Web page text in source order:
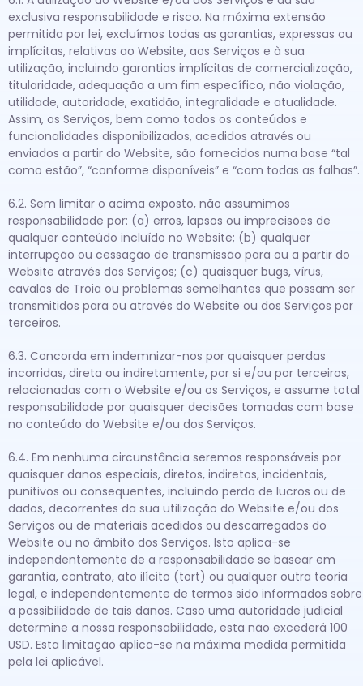
exclusiva responsabilidade e risco. Na máxima extensão
permitida por lei, excluímos todas as garantias, expressas ou
implícitas, relativas ao Website, aos Serviços e à sua
utilização, incluindo garantias implícitas de comercialização,
titularidade, adequação a um fim específico, não violação,
utilidade, autoridade, exatidão, integralidade e atualidade.
Assim, os Serviços, bem como todos os conteúdos e
funcionalidades disponibilizados, acedidos através ou
enviados a partir do Website, são fornecidos numa base “tal
como estão”, “conforme disponíveis” e “com todas as falhas”.
6.2. Sem limitar o acima exposto, não assumimos
responsabilidade por: (a) erros, lapsos ou imprecisões de
qualquer conteúdo incluído no Website; (b) qualquer
interrupção ou cessação de transmissão para ou a partir do
Website através dos Serviços; (c) quaisquer bugs, vírus,
cavalos de Troia ou problemas semelhantes que possam ser
transmitidos para ou através do Website ou dos Serviços por
terceiros.
6.3. Concorda em indemnizar-nos por quaisquer perdas
incorridas, direta ou indiretamente, por si e/ou por terceiros,
relacionadas com o Website e/ou os Serviços, e assume total
responsabilidade por quaisquer decisões tomadas com base
no conteúdo do Website e/ou dos Serviços.
6.4. Em nenhuma circunstância seremos responsáveis por
quaisquer danos especiais, diretos, indiretos, incidentais,
punitivos ou consequentes, incluindo perda de lucros ou de
dados, decorrentes da sua utilização do Website e/ou dos
Serviços ou de materiais acedidos ou descarregados do
Website ou no âmbito dos Serviços. Isto aplica-se
independentemente de a responsabilidade se basear em
garantia, contrato, ato ilícito (tort) ou qualquer outra teoria
legal, e independentemente de termos sido informados sobre
a possibilidade de tais danos. Caso uma autoridade judicial
determine a nossa responsabilidade, esta não excederá 100
USD. Esta limitação aplica-se na máxima medida permitida
pela lei aplicável.